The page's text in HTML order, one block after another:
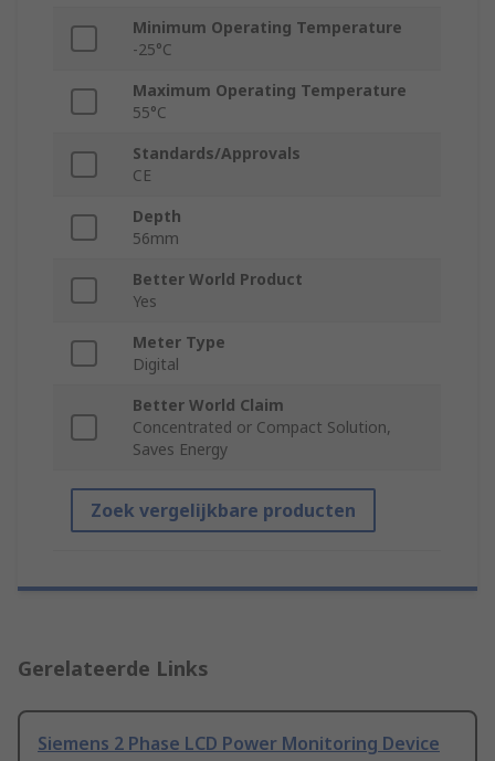
Minimum Operating Temperature
-25°C
Maximum Operating Temperature
55°C
Standards/Approvals
CE
Depth
56mm
Better World Product
Yes
Meter Type
Digital
Better World Claim
Concentrated or Compact Solution,
Saves Energy
Zoek vergelijkbare producten
Gerelateerde Links
Siemens 2 Phase LCD Power Monitoring Device